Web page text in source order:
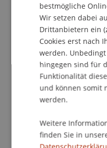
Unsere Infoevent-
Online oder
Online
Bachelor
bestmögliche
Wir setzen dabei
Drittanbietern ein
Cookies erst nach
werden.
hingegen sind für
Funktionalität
und können somit
werden.
Weitere
finden Sie in